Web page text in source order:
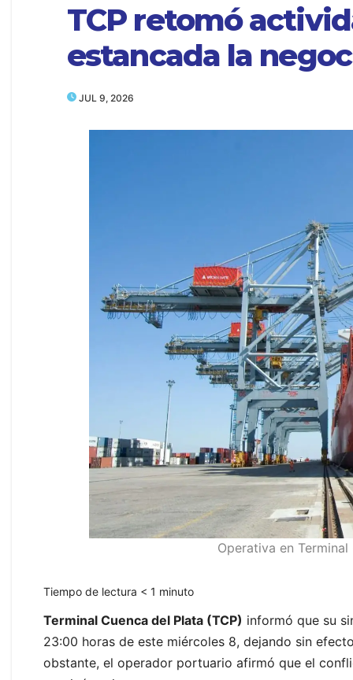
TCP retomó
estancada la
JUL 9, 2026
Operativa en
Tiempo de lectura < 1 minuto
Terminal Cuenca del Plata (TCP) informó que su
23:00 horas de este miércoles 8, dejando sin
obstante, el operador portuario afirmó que el